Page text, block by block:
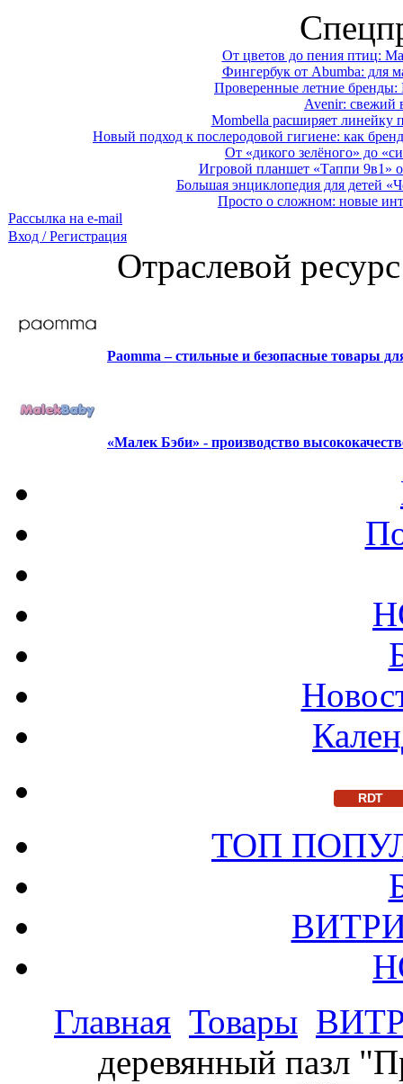
От цветов до пения птиц:
Фингербук от Abumba: для
Проверенные летние
Avenir: свежий
Mombella расширяет линейку
Новый подход к послеродовой гигиене: как
От «дикого зелёного» до
Игровой планшет «Таппи 9в1»
Большая энциклопедия для детей
Просто о сложном: новые
Рассылка на e-mail
Вход / Регистрация
Отраслевой
Paomma – стильные и безопасные товары
«Малек Бэби» - производство
RDT
ТОП
Главная Товары
деревянный пазл